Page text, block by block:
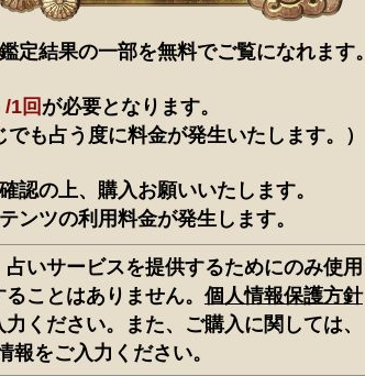
定結果の一部を無料でご覧になれます。
1回 が必要となります。
も占う度に料金が発生いたします。）
認の上、購入お願いいたします。
ンツの利用料金が発生します。
いサービスを提供するためにのみ使用
ことはありません。 個人情報保護方針
ください。また、ご購入に関しては、
報をご入力ください。